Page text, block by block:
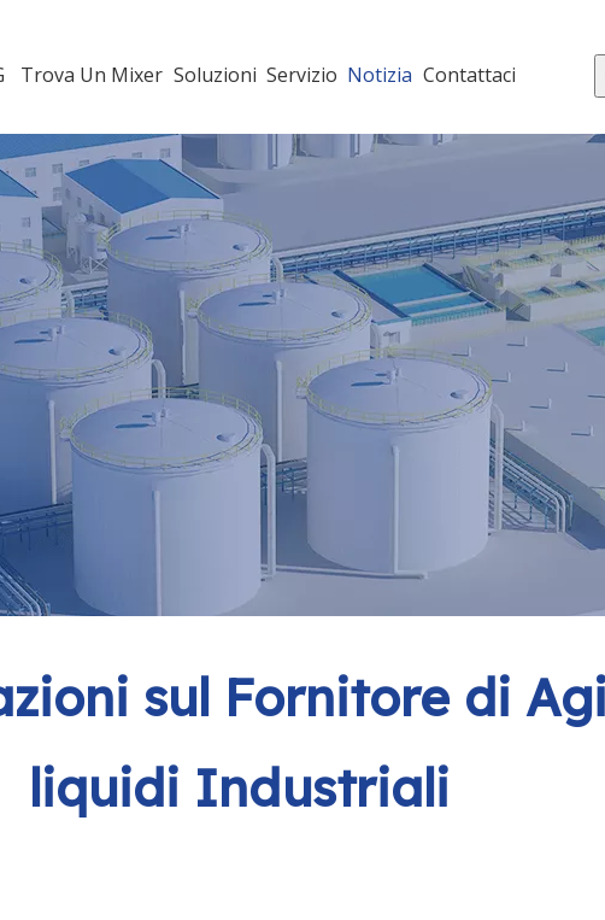
Trova Un Mixer Soluzioni Servizio Notizia Contattaci
sul Fornitore di
liquidi Industriali